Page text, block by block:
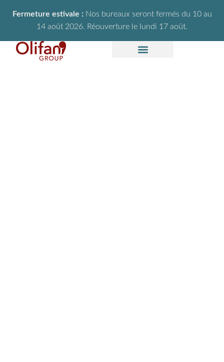
Fermeture estivale : Nos bureaux seront fermés du 10 au
14 août 2026. Réouverture le lundi 17 août.